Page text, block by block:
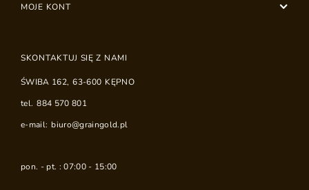
MOJE KONT
SKONTAKTUJ SIĘ Z NAMI
ŚWIBA 162, 63-600 KĘPNO
tel. 884 570 801
e-mail: biuro@graingold.pl
pon. - pt. : 07:00 - 15:00